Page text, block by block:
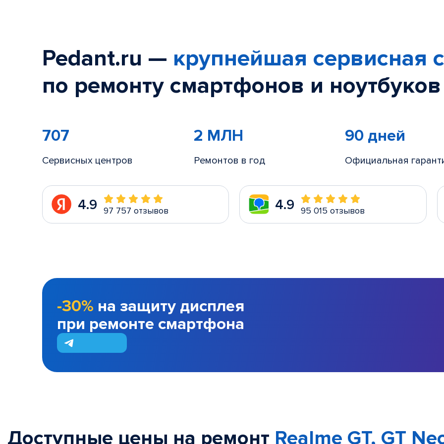
Pedant.ru — крупнейшая сервисная
по ремонту смартфонов и
707
Сервисных центров
2 МЛН
Ремонтов в год
90 дней
Официальная
4.9 97 757 отзывов 4.9 95 015 отзывов
-30% на защиту дисплея
при ремонте смартфона
Доступные цены на ремонт Realme GT, GT